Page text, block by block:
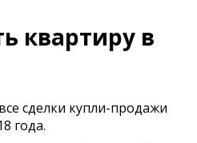
квартиру в
сделки купли-продажи
года.